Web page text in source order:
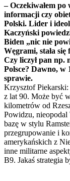
– Oczekiwałem
informacji czy
Polski. Lider i
Kaczyński
Biden „nic nie
Węgrami, stała
Czy liczył pan np.
Polsce? Dawno, w
sprawie.
Krzysztof
z lat 90. Może być
kilometrów od
Powidzu, nieopodal
bazę w stylu
przegrupowanie i
amerykańskich z
inne militarne
B9. Jakaś strategia